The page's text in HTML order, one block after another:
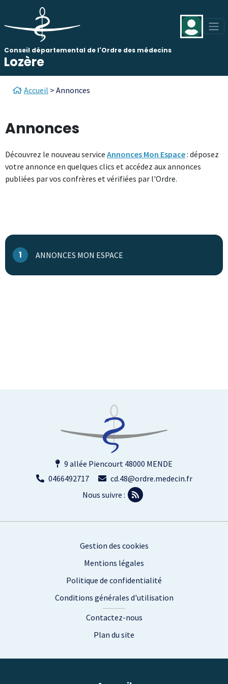
Aller au contenu principal
Conseil départemental de l'Ordre des médecins
Lozère
Fil d'Ariane
Accueil Annonces
Annonces
Découvrez le nouveau service Annonces Mon Espace: déposez
votre annonce en quelques clics et accédez aux annonces
publiées par vos confrères et vérifiées par l'Ordre.
1 ANNONCES MON ESPACE
9 allée Piencourt 48000 MENDE
0466492717
cd.48@ordre.medecin.fr
Nous suivre :
Gestion des cookies
Mentions légales
Politique de confidentialité
Conditions générales d'utilisation
Contactez-nous
Plan du site
Panneau de gestion des cookies